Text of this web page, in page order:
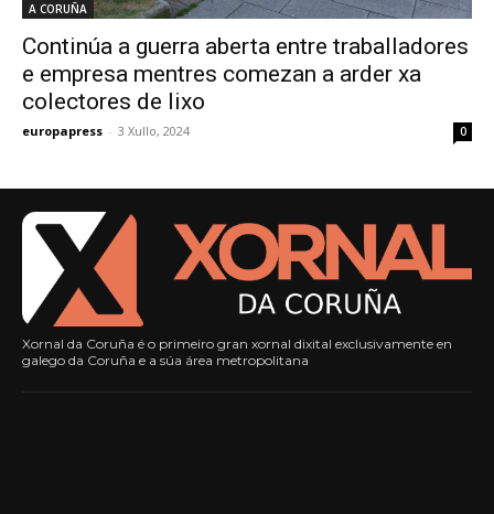
A CORUÑA
Continúa a guerra aberta entre traballadores
e empresa mentres comezan a arder xa
colectores de lixo
europapress - 3 Xullo, 2024 0
Xornal da Coruña é o primeiro gran xornal dixital exclusivamente en
galego da Coruña e a súa área metropolitana